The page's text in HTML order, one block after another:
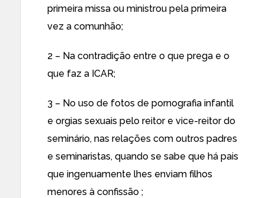
primeira missa ou ministrou pela primeira
vez a comunhão;
2 – Na contradição entre o que prega e o
que faz a ICAR;
3 – No uso de fotos de pornografia infantil
e orgias sexuais pelo reitor e vice-reitor do
seminário, nas relações com outros padres
e seminaristas, quando se sabe que há pais
que ingenuamente lhes enviam filhos
menores à confissão ;